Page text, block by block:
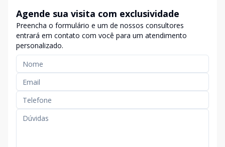
Agende sua visita com exclusividade
Preencha o formulário e um de nossos consultores
entrará em contato com você para um atendimento
personalizado.